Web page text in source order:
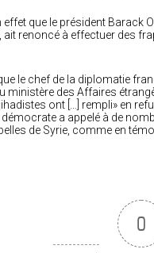
effet que le président Barack
ait renoncé à effectuer des
le chef de la diplomatie
ministère des Affaires
ont […] rempli» en
a appelé à de
de Syrie, comme en
0